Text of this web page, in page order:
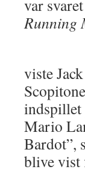
var
Running
viste
indspillet
Mario
Bardot”,
blive vist